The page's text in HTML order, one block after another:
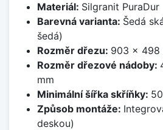
Materiál: Silgranit PuraDur
Barevná varianta: Šedá
šedá)
Rozměr dřezu: 903 x 498
Rozměr dřezové nádoby:
mm
Minimální šířka skříňky:
Způsob montáže:
deskou)